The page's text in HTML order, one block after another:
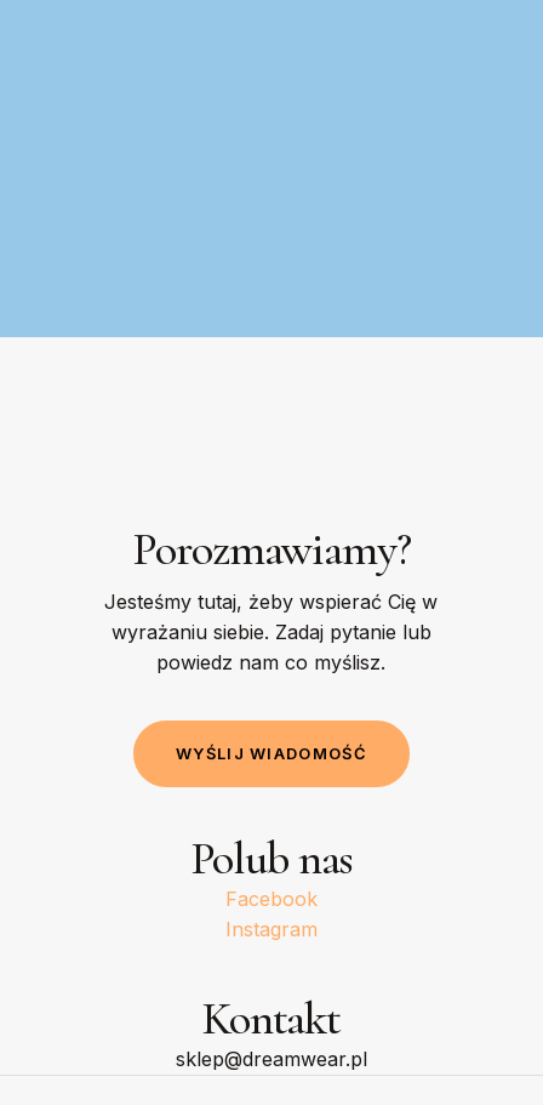
Porozmawiamy?
Jesteśmy tutaj, żeby wspierać Cię w
wyrażaniu siebie. Zadaj pytanie lub
powiedz nam co myślisz.
WYŚLI J WIADOMOŚĆ
Polub nas
Facebook
Instagram
Kontakt
sklep@dreamwear.pl